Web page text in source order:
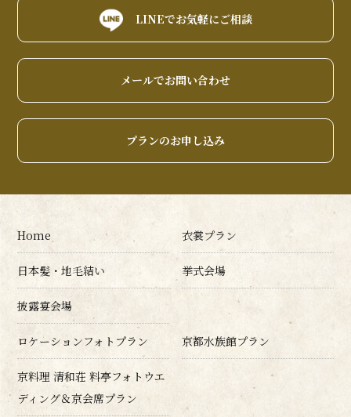
LINEでお気軽にご相談
メールでお問い合わせ
プランのお申し込み
Home 衣裳プラン
日本髪・地毛結い 挙式会場
披露宴会場
ロケーションフォトプラン 京都水族館プラン
京料理 清和荘 料亭フォトウエ
ディング＆京会席プラン